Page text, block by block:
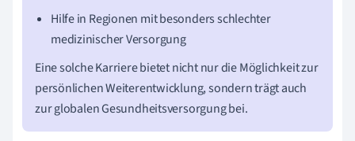
Hilfe in Regionen mit besonders schlechter
medizinischer Versorgung
Eine solche Karriere bietet nicht nur die Möglichkeit zur
persönlichen Weiterentwicklung, sondern trägt auch
zur globalen Gesundheitsversorgung bei.